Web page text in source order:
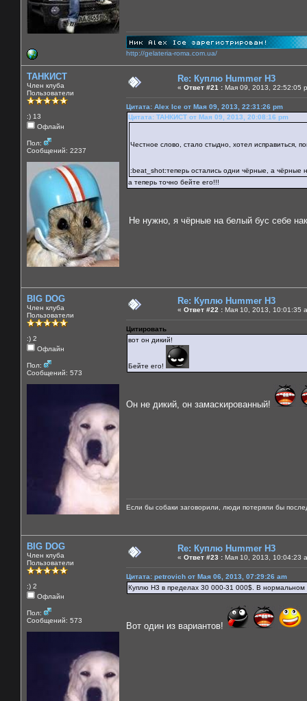
http://gelateria-roma.com.ua/
ТАНКИСТ
Член клуба
Пользователи
:) 13
Офлайн
Пол:
Сообщений: 2237
Re: Куплю Hummer H3
« Ответ #21 : Мая 09, 2013, 22:52:05
Цитата: Alex Ice от Мая 09, 2013, 22:31:26 pm
Цитата: ТАНКИСТ от Мая 09, 2013, 20:08:16 pm
Честное слово, стало стыдно, хотел исправиться,
:beat_shot:теперь остались одни чёрные, а
а теперь точно бейте его!!!
Не нужно, я чёрные на белый бус себе
BIG DOG
Член клуба
Пользователи
:) 2
Офлайн
Пол:
Сообщений: 573
Re: Куплю Hummer H3
« Ответ #22 : Мая 10, 2013, 10:01:35
Цитировать
вот он дикий!
Бейте его!
Он не дикий, он замаскированный!
Если бы собаки заговорили, люди потеряли бы
BIG DOG
Член клуба
Пользователи
:) 2
Офлайн
Пол:
Сообщений: 573
Re: Куплю Hummer H3
« Ответ #23 : Мая 10, 2013, 10:04:23
Цитата: petrovich от Мая 06, 2013, 07:29:26 am
Куплю Н3 в пределах 30 000-31 000$. В нормальном
Вот один из вариантов!